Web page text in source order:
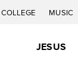
COLLEGE MUSIC
JESUS